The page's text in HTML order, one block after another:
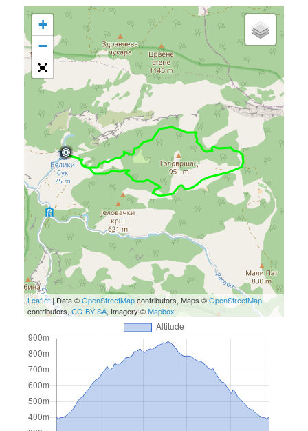
+
−
Leaflet| Data ©OpenStreetMapcontributors, Maps ©OpenStreetMap
contributors, CC-BY-SA, Imagery ©Mapbox